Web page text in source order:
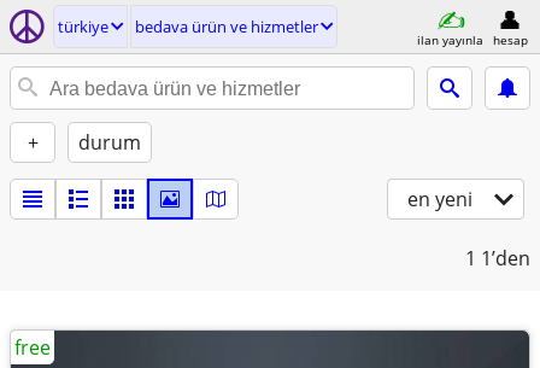
türkiye bedava ürün ve hizmetler
ilan yayınla hesap
+ durum
en yeni
1 1’den
free